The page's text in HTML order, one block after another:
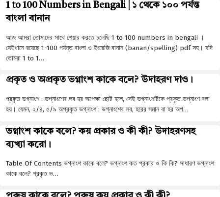
1 to 100 Numbers in Bengali | ১ থেকে ১০০ পর্যন্ত
বাংলা বানান
আজ আমরা তোমাদের সাথে শেয়ার করতে চলেছি 1 to 100 numbers in bengali ।
যেইখানে রয়েছে 1-100 পর্যন্ত বাংলা ও ইংরেজি বানান (banan/spelling) pdf সহ। যদি
তোমরা 1 to 1…
প্রকৃত ও অপ্রকৃত ভগ্নাংশ কাকে বলে? উদাহরণ দাও।
প্রকৃত ভগ্নাংশ : ভগ্নাংশের লব হর অপেক্ষা ছােট হলে, সেই ভগ্নাংশটিকে প্রকৃত ভগ্নাংশ বলা
হয়। যেমন, ২/৪, ৫/৯ অপ্রকৃত ভগ্নাংশ : ভগ্নাংশের লব, হরের সমান বা হর অপ…
ভগ্নাংশ কাকে বলে? কয় প্রকার ও কী কী? উদাহরণসহ
ব্যখ্যা করো।
Table Of Contents ভগ্নাংশ কাকে বলে? ভগ্নাংশ কত প্রকার ও কি কি? সাধারণ ভগ্নাংশ
কাকে বলে? প্রকৃত ভ…